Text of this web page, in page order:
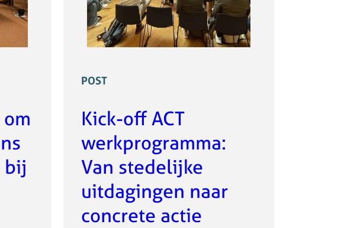
bij
POST
Kick-off ACT
werkprogramma:
Van stedelijke
uitdagingen naar
concrete actie